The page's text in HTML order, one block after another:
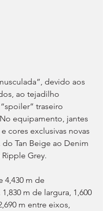
devido aos
ao tejadilho
traseiro
equipamento, jantes
e cores exclusivas novas
do Tan Beige ao Denim
Grey.
4,430 m de
m de largura, 1,600
m entre eixos,